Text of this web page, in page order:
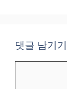
댓글 남기기